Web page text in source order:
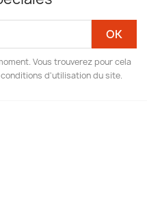
Vous trouverez pour cela
d'utilisation du site.